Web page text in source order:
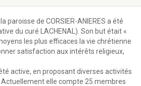
paroisse de CORSIER-ANIERES a été
du curé LACHENAL). Son but était «
les plus efficaces la vie chrétienne
satisfaction aux intérêts religieux,
active, en proposant diverses activités
Actuellement elle compte 25 membres